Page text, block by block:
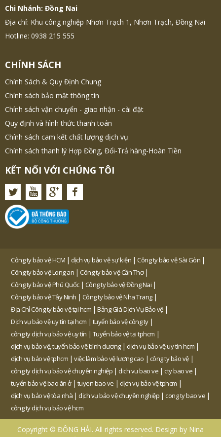
Chi Nhánh: Đồng Nai
Địa chỉ: Khu công nghiệp Nhơn Trạch 1, Nhơn Trạch, Đồng Nai
Hotline: 0938 215 555
CHÍNH SÁCH
Chính Sách & Quy Định Chung
Chính sách bảo mật thông tin
Chính sách vận chuyển - giao nhận - cài đặt
Quy định và hình thức thanh toán
Chính sách cam kết chất lượng dịch vụ
Chính sách thanh lý Hợp Đồng, Đổi-Trả hàng-Hoàn Tiền
KẾT NỐI VỚI CHÚNG TÔI
Công ty bảo vệ HCM | dịch vụ bảo vệ sự kiện | Công ty bảo vệ Sài Gòn |
Công ty bảo vệ Long an | Công ty bảo vệ Cần Thơ |
Công ty bảo vệ Phú Quốc | Công ty bảo vệ Đồng Nai |
Công ty bảo vệ Tây Ninh | Công ty bảo vệ Nha Trang |
Địa Chỉ Công ty bảo vệ tại hcm | Bảng Giá Dịch Vụ Bảo vệ |
Dịch vụ bảo vệ uy tín tại hcm | tuyển bảo vệ công ty |
công ty dịch vụ bảo vệ uy tín | Tuyển bảo vệ tại tphcm |
dịch vụ bảo vệ, tuyển bảo vệ bình dương | dịch vụ bảo vệ uy tín hcm |
dịch vụ bảo vệ tphcm | việc làm bảo vệ lương cao | công ty bảo vệ |
công ty dịch vụ bảo vệ chuyên nghiệp | dich vu bao ve | cty bao ve |
tuyển bảo vệ bao ăn ở | tuyen bao ve | dịch vụ bảo vệ tphcm |
dịch vụ bảo vệ tòa nhà | dịch vụ bảo vệ chuyên nghiệp | cong ty bao ve |
công ty dịch vụ bảo vệ hcm
Copyright © ĐÔNG HẢI. All rights reserved. Design by Nina